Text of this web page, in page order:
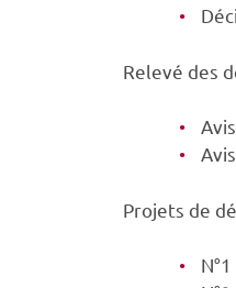
Relevé des
Projets de